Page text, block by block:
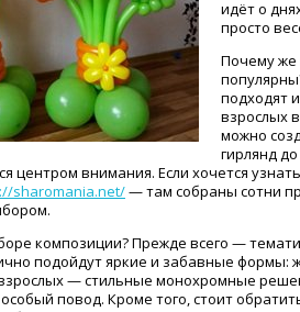
идёт о
просто
Почему
подходят
взрослых
можно
гирлянд
центром внимания. Если хочется
sharomania.net/— там собраны сотни
композиции? Прежде всего —
подойдут яркие и забавные формы:
— стильные монохромные
повод. Кроме того, стоит